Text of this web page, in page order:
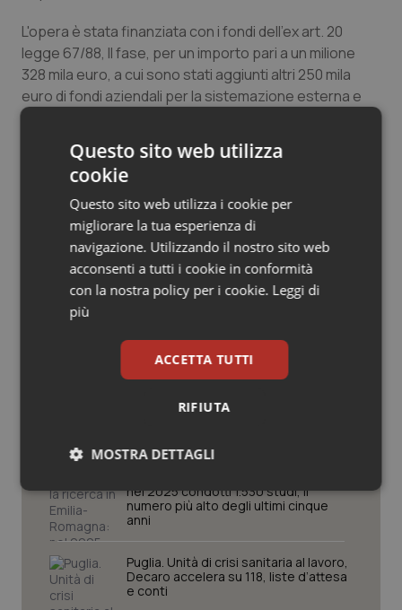
Salute orale & impianti
Sangue & coagulazione
Tiroide
Tumore al seno
Tumore ovarico
Tumori del Polmone & Testa Collo
Tumori gastrointestinali
Ulcera & Reflusso
L'opera è stata finanziata con i fondi dell'ex art. 20
legge 67/88, II fase, per un importo pari a un milione
328 mila euro, a cui sono stati aggiunti altri 250 mila
euro di fondi aziendali per la sistemazione esterna e
lavori di collegamento impiantistici. La seconda fase
relativa alla ristrutturazione completa della parte
esistente "partiranno subito".
14 Aprile 2015
© Riproduzione riservata
nel 2025 condotti 1.530 studi, il
numero più alto degli ultimi cinque
anni
Puglia. Unità di crisi sanitaria al lavoro,
Decaro accelera su 118, liste d’attesa
e conti
Questo sito web utilizza
cookie
Questo sito web utilizza i cookie per
migliorare la tua esperienza di
navigazione. Utilizzando il nostro sito web
acconsenti a tutti i cookie in conformità
con la nostra policy per i cookie. Leggi di
più
ACCETTA TUTTI
RIFIUTA
MOSTRA DETTAGLI
Necessari Statistici Marketing